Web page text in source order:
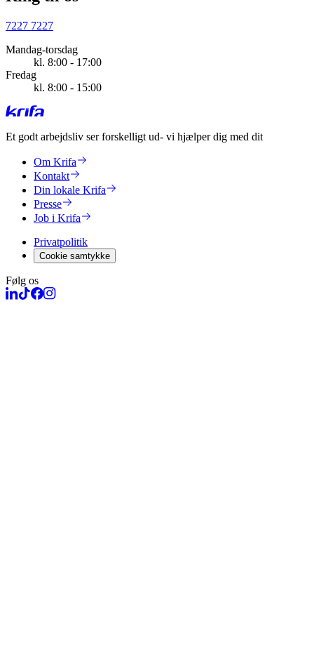
7227 7227
Mandag-torsdag
kl. 8:00 - 17:00
Fredag
kl. 8:00 - 15:00
Et godt arbejdsliv ser forskelligt ud- vi hjælper dig med dit
Om Krifa
Kontakt
Din lokale Krifa
Presse
Job i Krifa
Privatpolitik
Cookie samtykke
Følg os